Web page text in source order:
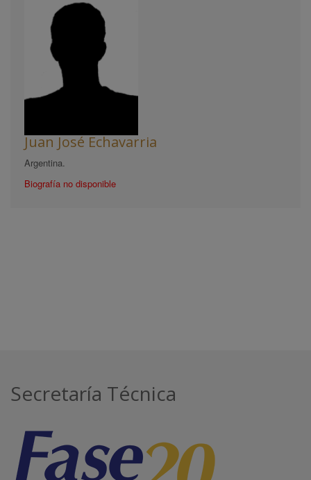
Juan José Echavarria
Argentina.
Biografía no disponible
Secretaría Técnica